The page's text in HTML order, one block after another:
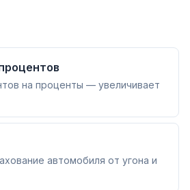
на проценты — увеличивает
автомобиля от угона и